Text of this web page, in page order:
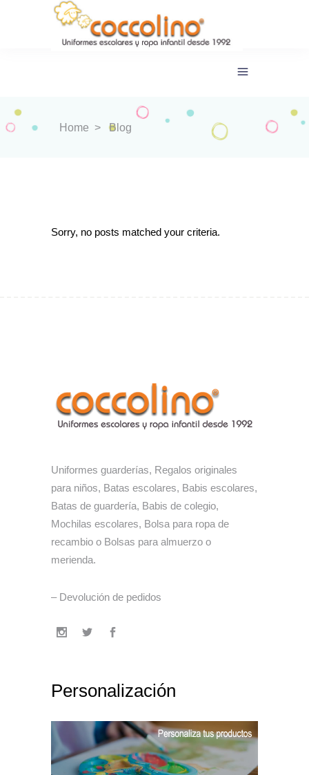
Home > Blog
Sorry, no posts matched your criteria.
Uniformes guarderías, Regalos originales
para niños, Batas escolares, Babis escolares,
Batas de guardería, Babis de colegio,
Mochilas escolares, Bolsa para ropa de
recambio o Bolsas para almuerzo o
merienda.
– Devolución de pedidos
Personalización